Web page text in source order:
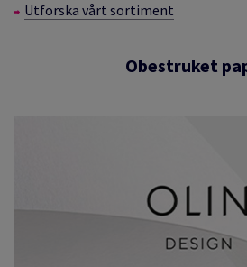
Utforska vårt sortiment
Obestruket